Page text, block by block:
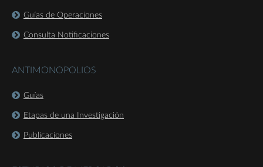
Guías de Operaciones
Consulta Notificaciones
ANTIMONOPOLIOS
Guías
Etapas de una Investigación
Publicaciones